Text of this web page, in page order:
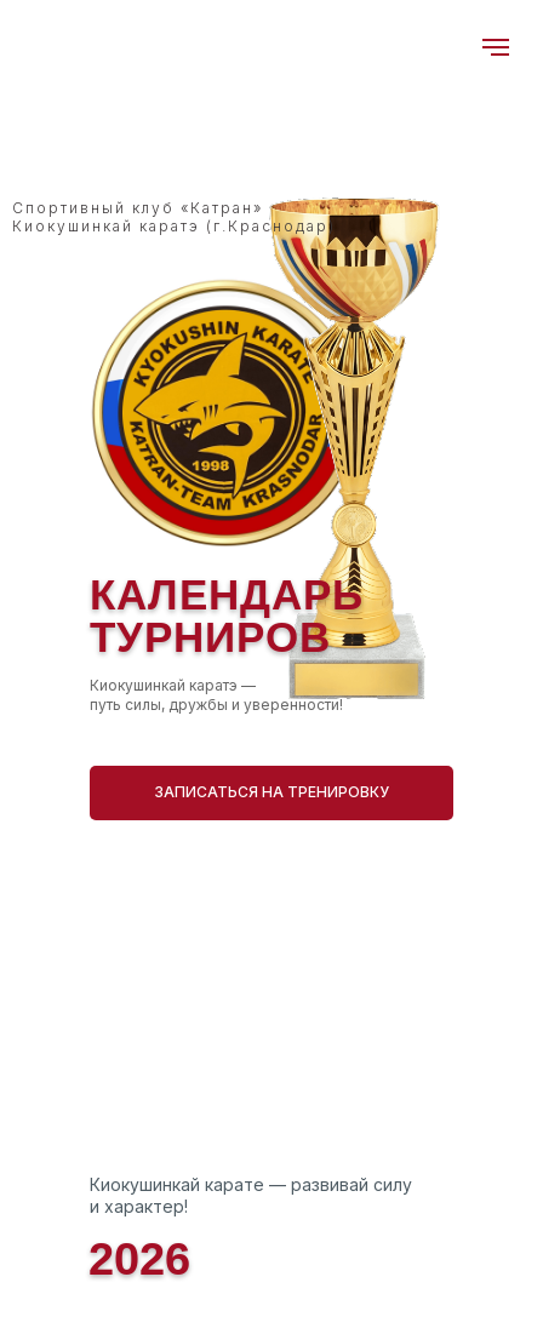
Киокушинкай каратэ —
путь силы, дружбы и уверенности!
Спортивный клуб «Катран»
Киокушинкай каратэ (г.Краснодар)
ЗАПИСАТЬСЯ НА ТРЕНИРОВКУ
КАЛЕНДАРЬ
ТУРНИРОВ
2026
Киокушинкай карате — развивай силу
и характер!